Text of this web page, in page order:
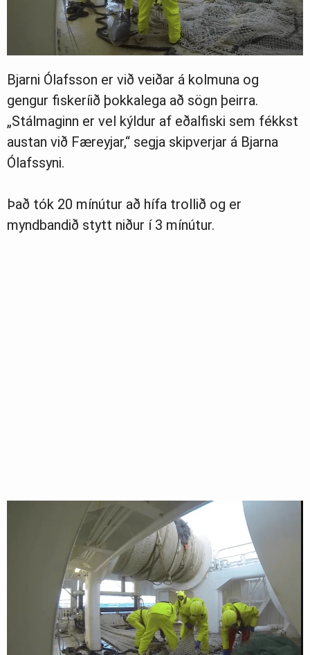
Bjarni Ólafsson er við veiðar á kolmuna og
gengur fiskeríið þokkalega að sögn þeirra.
„Stálmaginn er vel kýldur af eðalfiski sem fékkst
austan við Færeyjar,“ segja skipverjar á Bjarna
Ólafssyni.
Það tók 20 mínútur að hífa trollið og er
myndbandið stytt niður í 3 mínútur.